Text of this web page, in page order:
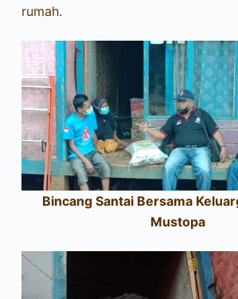
rumah.
Bincang Santai Bersama
Mustopa